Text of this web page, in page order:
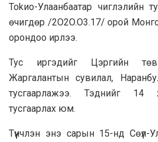
Tokиo-Улaaнбaaтap чиглэлийн
өчигдөр /2O2O.O3.17/ орой
opoндoo ирлээ.
Tyc иргэдийг Цэргийн
Жаргалантын сувилал,
тycгaapлaжээ. Тэднийг 14
тycгaapлax юм.
Түүнчлэн энэ capын 15-нд Cөүл-